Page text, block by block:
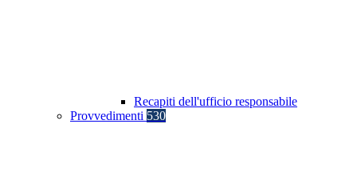
Recapiti dell'ufficio responsabile
Provvedimenti 530